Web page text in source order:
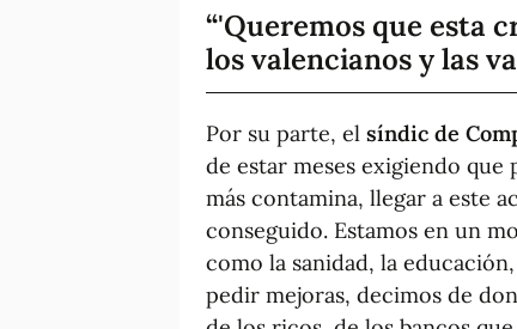
'Queremos que esta
los valencianos y las
Por su parte, el síndic de
de estar meses exigiendo que
más contamina, llegar a este
conseguido. Estamos en un
como la sanidad, la
pedir mejoras, decimos de